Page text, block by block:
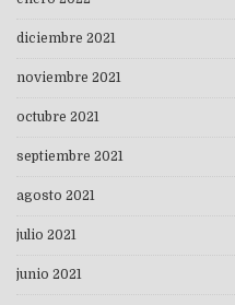
diciembre 2021
noviembre 2021
octubre 2021
septiembre 2021
agosto 2021
julio 2021
junio 2021